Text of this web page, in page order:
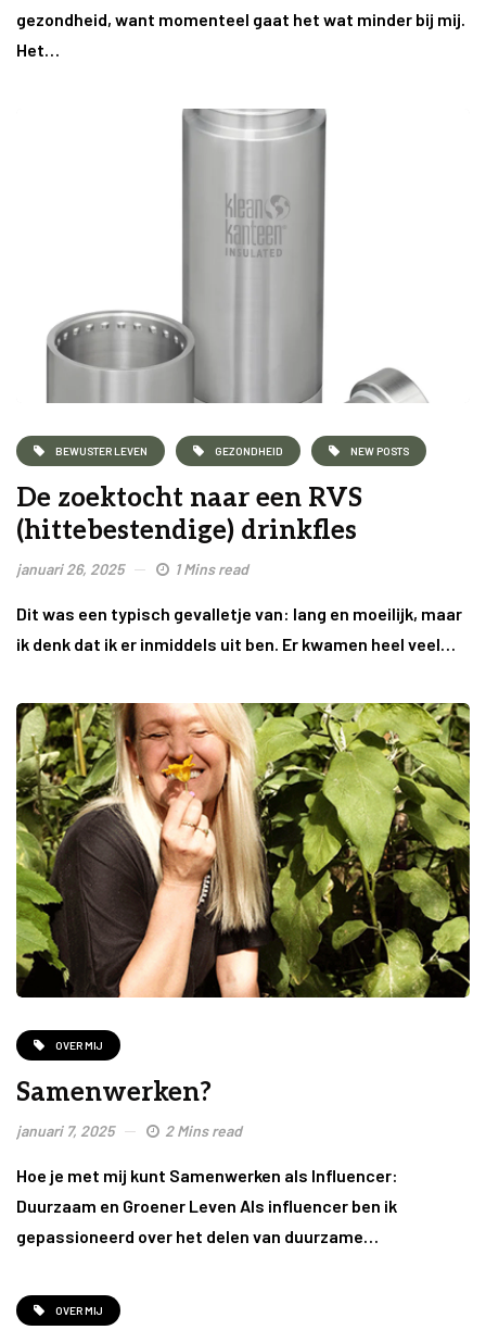
gezondheid, want momenteel gaat het wat minder bij mij.
Het…
BEWUSTER LEVEN GEZONDHEID NEW POSTS
De zoektocht naar een RVS
(hittebestendige) drinkfles
januari 26, 2025 1 Mins read
Dit was een typisch gevalletje van: lang en moeilijk, maar
ik denk dat ik er inmiddels uit ben. Er kwamen heel veel…
OVER MIJ
Samenwerken?
januari 7, 2025 2 Mins read
Hoe je met mij kunt Samenwerken als Influencer:
Duurzaam en Groener Leven Als influencer ben ik
gepassioneerd over het delen van duurzame…
OVER MIJ